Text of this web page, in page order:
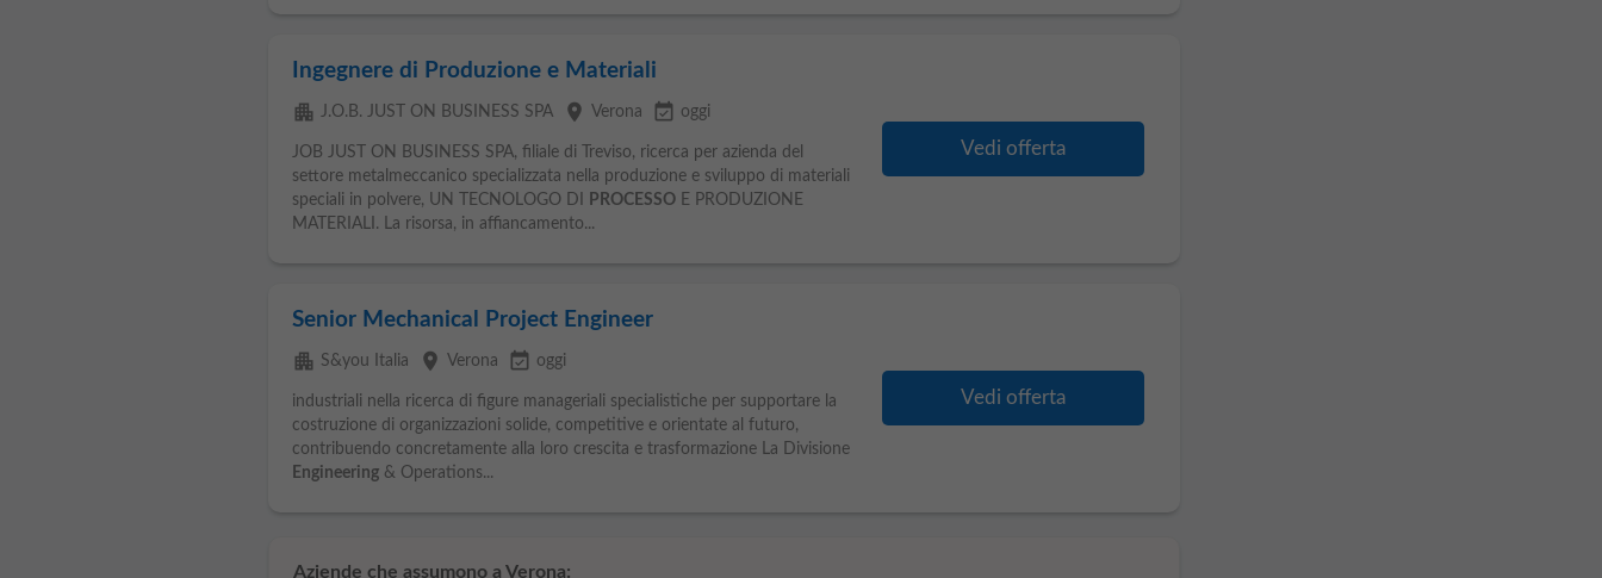
Ingegnere di Produzione e Materiali
apartment J.O.B. JUST ON BUSINESS SPA place Verona event_available oggi
JOB JUST ON BUSINESS SPA, filiale di Treviso, ricerca per azienda del
settore metalmeccanico specializzata nella produzione e sviluppo di materiali
speciali in polvere, UN TECNOLOGO DI
PROCESSOE PRODUZIONE
MATERIALI. La risorsa, in affiancamento...
Vedi offerta
Senior Mechanical Project Engineer
apartment S&you Italia place Verona event_available oggi
industriali nella ricerca di figure manageriali specialistiche per supportare la
costruzione di organizzazioni solide, competitive e orientate al futuro,
contribuendo concretamente alla loro crescita e trasformazione La Divisione
Engineering& Operations...
Vedi offerta
Aziende che assumono a Verona: